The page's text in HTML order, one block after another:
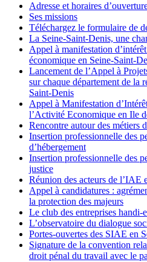
Adresse et horaires
Ses missions
Téléchargez le formulaire de
La Seine-Saint-Denis, une
Appel à manifestation
économique en Seine-Saint-
Lancement de l’Appel à
sur chaque département de la
Saint-Denis
Appel à Manifestation
l’Activité Economique en Ile
Rencontre autour des métiers
Insertion professionnelle des
d’hébergement
Insertion professionnelle des
justice
Réunion des acteurs de l’IAE
Appel à candidatures :
la protection des majeurs
Le club des entreprises handi-
L’observatoire du dialogue
Portes-ouvertes des SIAE en
Signature de la convention
droit pénal du travail avec le